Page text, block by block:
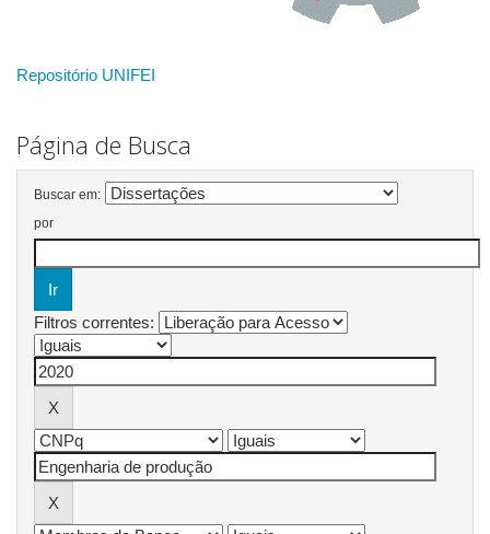
Repositório UNIFEI
Página de Busca
Buscar em:
por
Filtros correntes: